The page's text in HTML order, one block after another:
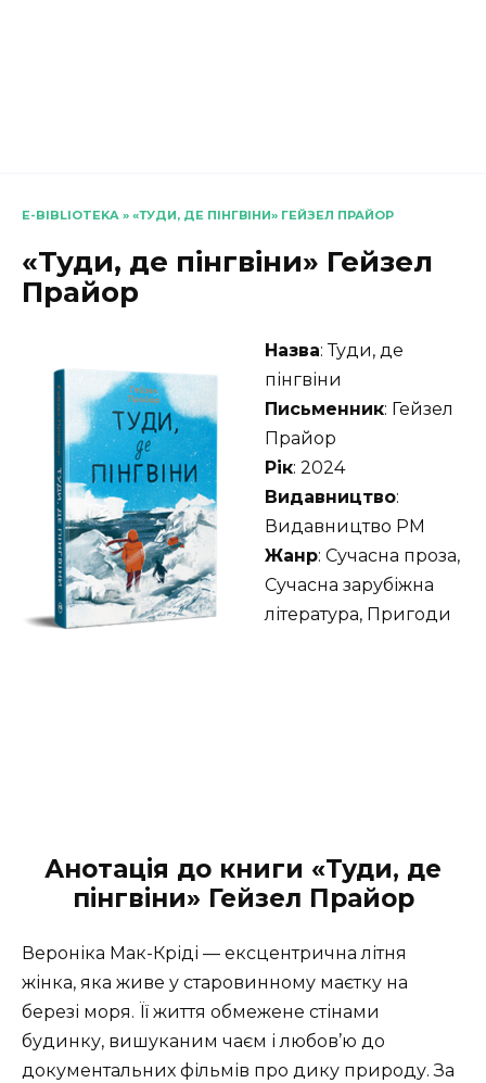
E-BIBLIOTEKA » «ТУДИ, ДЕ ПІНГВІНИ» ГЕЙЗЕЛ ПРАЙОР
«Туди, де пінгвіни» Гейзел
Прайор
Назва: Туди, де
пінгвіни
Письменник: Гейзел
Прайор
Рік: 2024
Видавництво:
Видавництво РМ
Жанр: Сучасна проза,
Сучасна зарубіжна
література, Пригоди
Анотація до книги «Туди, де
пінгвіни» Гейзел Прайор
Вероніка Мак-Кріді — ексцентрична літня
жінка, яка живе у старовинному маєтку на
березі моря. Її життя обмежене стінами
будинку, вишуканим чаєм і любов’ю до
документальних фільмів про дику природу. За